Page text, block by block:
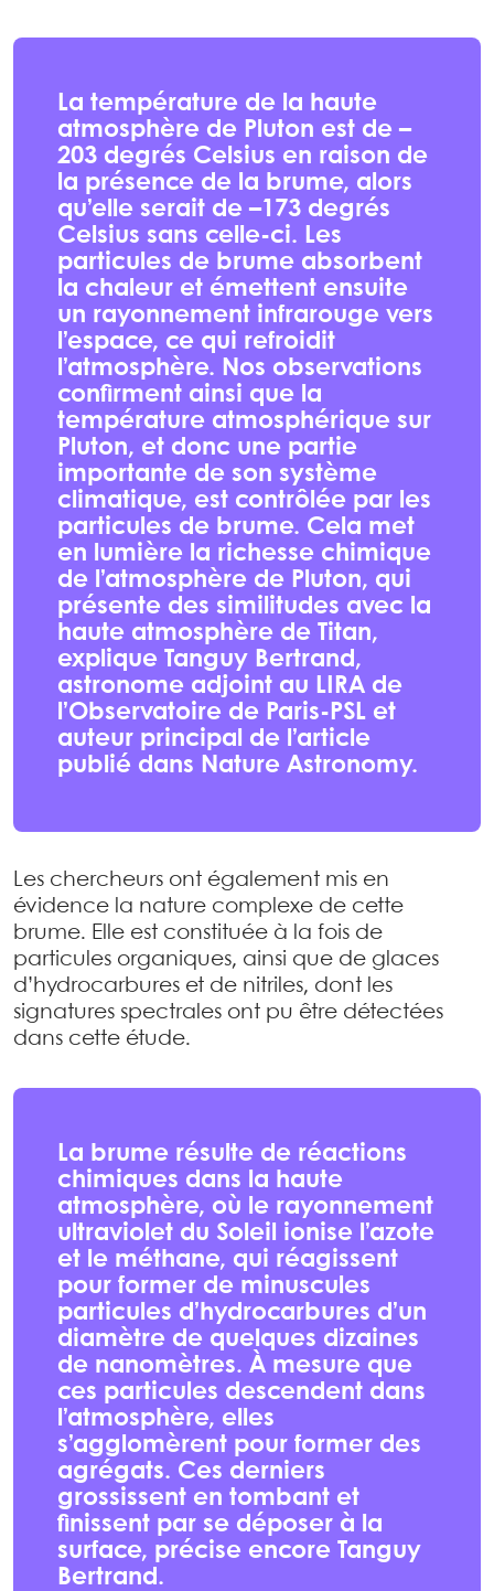
La température de la haute
atmosphère de Pluton est de –
203 degrés Celsius en raison de
la présence de la brume, alors
qu’elle serait de –173 degrés
Celsius sans celle-ci. Les
particules de brume absorbent
la chaleur et émettent ensuite
un rayonnement infrarouge vers
l’espace, ce qui refroidit
l’atmosphère. Nos observations
confirment ainsi que la
température atmosphérique sur
Pluton, et donc une partie
importante de son système
climatique, est contrôlée par les
particules de brume. Cela met
en lumière la richesse chimique
de l’atmosphère de Pluton, qui
présente des similitudes avec la
haute atmosphère de Titan,
explique Tanguy Bertrand,
astronome adjoint au LIRA de
l’Observatoire de Paris-PSL et
auteur principal de l’article
publié dans Nature Astronomy.
Les chercheurs ont également mis en
évidence la nature complexe de cette
brume. Elle est constituée à la fois de
particules organiques, ainsi que de glaces
d’hydrocarbures et de nitriles, dont les
signatures spectrales ont pu être détectées
dans cette étude.
La brume résulte de réactions
chimiques dans la haute
atmosphère, où le rayonnement
ultraviolet du Soleil ionise l’azote
et le méthane, qui réagissent
pour former de minuscules
particules d’hydrocarbures d’un
diamètre de quelques dizaines
de nanomètres. À mesure que
ces particules descendent dans
l’atmosphère, elles
s’agglomèrent pour former des
agrégats. Ces derniers
grossissent en tombant et
finissent par se déposer à la
surface, précise encore Tanguy
Bertrand.